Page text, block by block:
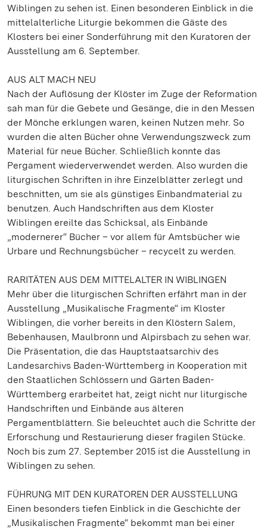
Wiblingen zu sehen ist. Einen besonderen Einblick in die
mittelalterliche Liturgie bekommen die Gäste des
Klosters bei einer Sonderführung mit den Kuratoren der
Ausstellung am 6. September.
AUS ALT MACH NEU
Nach der Auflösung der Klöster im Zuge der Reformation
sah man für die Gebete und Gesänge, die in den Messen
der Mönche erklungen waren, keinen Nutzen mehr. So
wurden die alten Bücher ohne Verwendungszweck zum
Material für neue Bücher. Schließlich konnte das
Pergament wiederverwendet werden. Also wurden die
liturgischen Schriften in ihre Einzelblätter zerlegt und
beschnitten, um sie als günstiges Einbandmaterial zu
benutzen. Auch Handschriften aus dem Kloster
Wiblingen ereilte das Schicksal, als Einbände
„modernerer“ Bücher – vor allem für Amtsbücher wie
Urbare und Rechnungsbücher – recycelt zu werden.
RARITÄTEN AUS DEM MITTELALTER IN WIBLINGEN
Mehr über die liturgischen Schriften erfährt man in der
Ausstellung „Musikalische Fragmente“ im Kloster
Wiblingen, die vorher bereits in den Klöstern Salem,
Bebenhausen, Maulbronn und Alpirsbach zu sehen war.
Die Präsentation, die das Hauptstaatsarchiv des
Landesarchivs Baden-Württemberg in Kooperation mit
den Staatlichen Schlössern und Gärten Baden-
Württemberg erarbeitet hat, zeigt nicht nur liturgische
Handschriften und Einbände aus älteren
Pergamentblättern. Sie beleuchtet auch die Schritte der
Erforschung und Restaurierung dieser fragilen Stücke.
Noch bis zum 27. September 2015 ist die Ausstellung in
Wiblingen zu sehen.
FÜHRUNG MIT DEN KURATOREN DER AUSSTELLUNG
Einen besonders tiefen Einblick in die Geschichte der
„Musikalischen Fragmente“ bekommt man bei einer